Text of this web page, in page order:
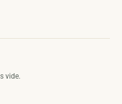
vide.